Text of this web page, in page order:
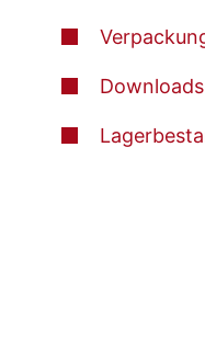
Downloads